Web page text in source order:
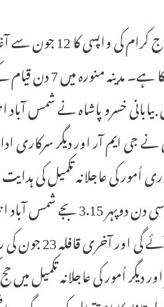
حیدرآباد 9 جون (سیاست نیوز) تلنگانہ حج کمیٹی سے فریضہ حج
فریضہ حج کی تکمیل کے بعد تلنگانہ کے حجاج کرام کی
خسرو پاشاہ نے شمس آباد
نے جی ایم آر اور دیگر
اُمور کی عاجلانہ تکمیل کی
حجاج کرام کا پہلا قافلہ 12 جون کی صبح 6 بجے حیدرآباد پہونچے گا۔ دوسرا
ایرپورٹ پہونچے گا۔ جملہ 23 قافلوں کے
اُمور کی عاجلانہ تکمیل میں